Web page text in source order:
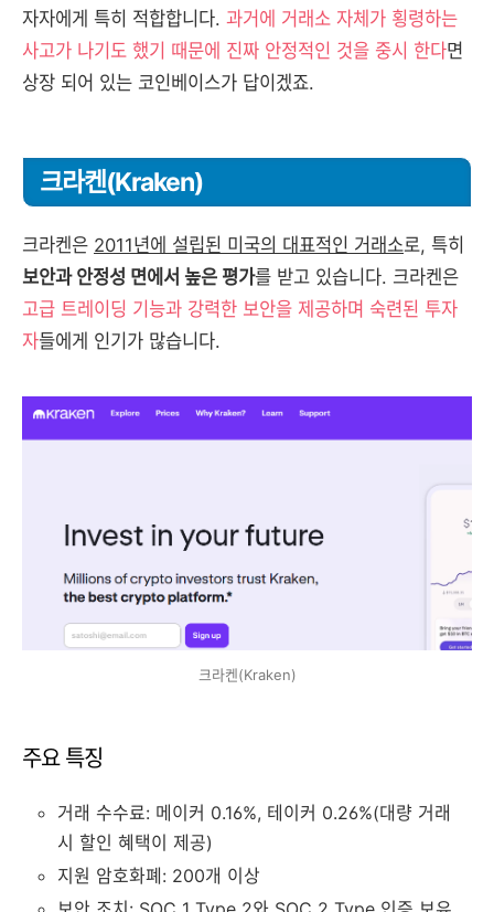
자자에게 특히 적합합니다. 과거에 거래소 자체가 횡령하는
사고가 나기도 했기 때문에 진짜 안정적인 것을 중시 한다면
상장 되어 있는 코인베이스가 답이겠죠.
크라켄(Kraken)
크라켄은 2011년에 설립된 미국의 대표적인 거래소로, 특히
보안과 안정성 면에서 높은 평가를 받고 있습니다. 크라켄은
고급 트레이딩 기능과 강력한 보안을 제공하며 숙련된 투자
자들에게 인기가 많습니다.
크라켄(Kraken)
주요 특징
거래 수수료: 메이커 0.16%, 테이커 0.26%(대량 거래
시 할인 혜택이 제공)
지원 암호화폐: 200개 이상